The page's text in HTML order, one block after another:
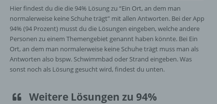
Hier findest du die die 94% Lösung zu “Ein Ort, an dem man
normalerweise keine Schuhe trägt” mit allen Antworten. Bei der App
94% (94 Prozent) musst du die Lösungen eingeben, welche andere
Personen zu einem Themengebiet genannt haben könnte. Bei Ein
Ort, an dem man normalerweise keine Schuhe trägt muss man als
Antworten also bspw. Schwimmbad oder Strand eingeben. Was
sonst noch als Lösung gesucht wird, findest du unten.
Weitere Lösungen zu 94%